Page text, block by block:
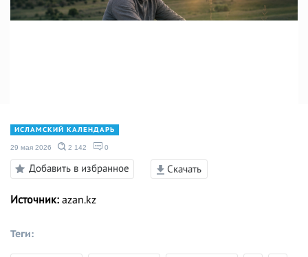
ИСЛАМСКИЙ КАЛЕНДАРЬ
29 мая 2026 2 142 0
Добавить в избранное Скачать
Источник: azan.kz
Теги: